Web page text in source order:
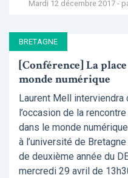
Mardi 12 décembre 2017 -
BRETAGNE
[Conférence] La
monde numérique
Laurent Mell
l’occasion de la
dans le monde
à l’université de
de deuxième année du
mercredi 29 avril de